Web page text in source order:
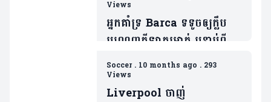
វិញ(មាន១វីដេអូ)
Views
អ្នកគាំទ្រ Barca ទទូចឲ្យក្លឹប
បណ្តេញកីឡាករម្នាក់ បន្ទាប់ពី
ចាញ់ PSG
Soccer. 10 months ago . 293
Views
Liverpool ចាញ់